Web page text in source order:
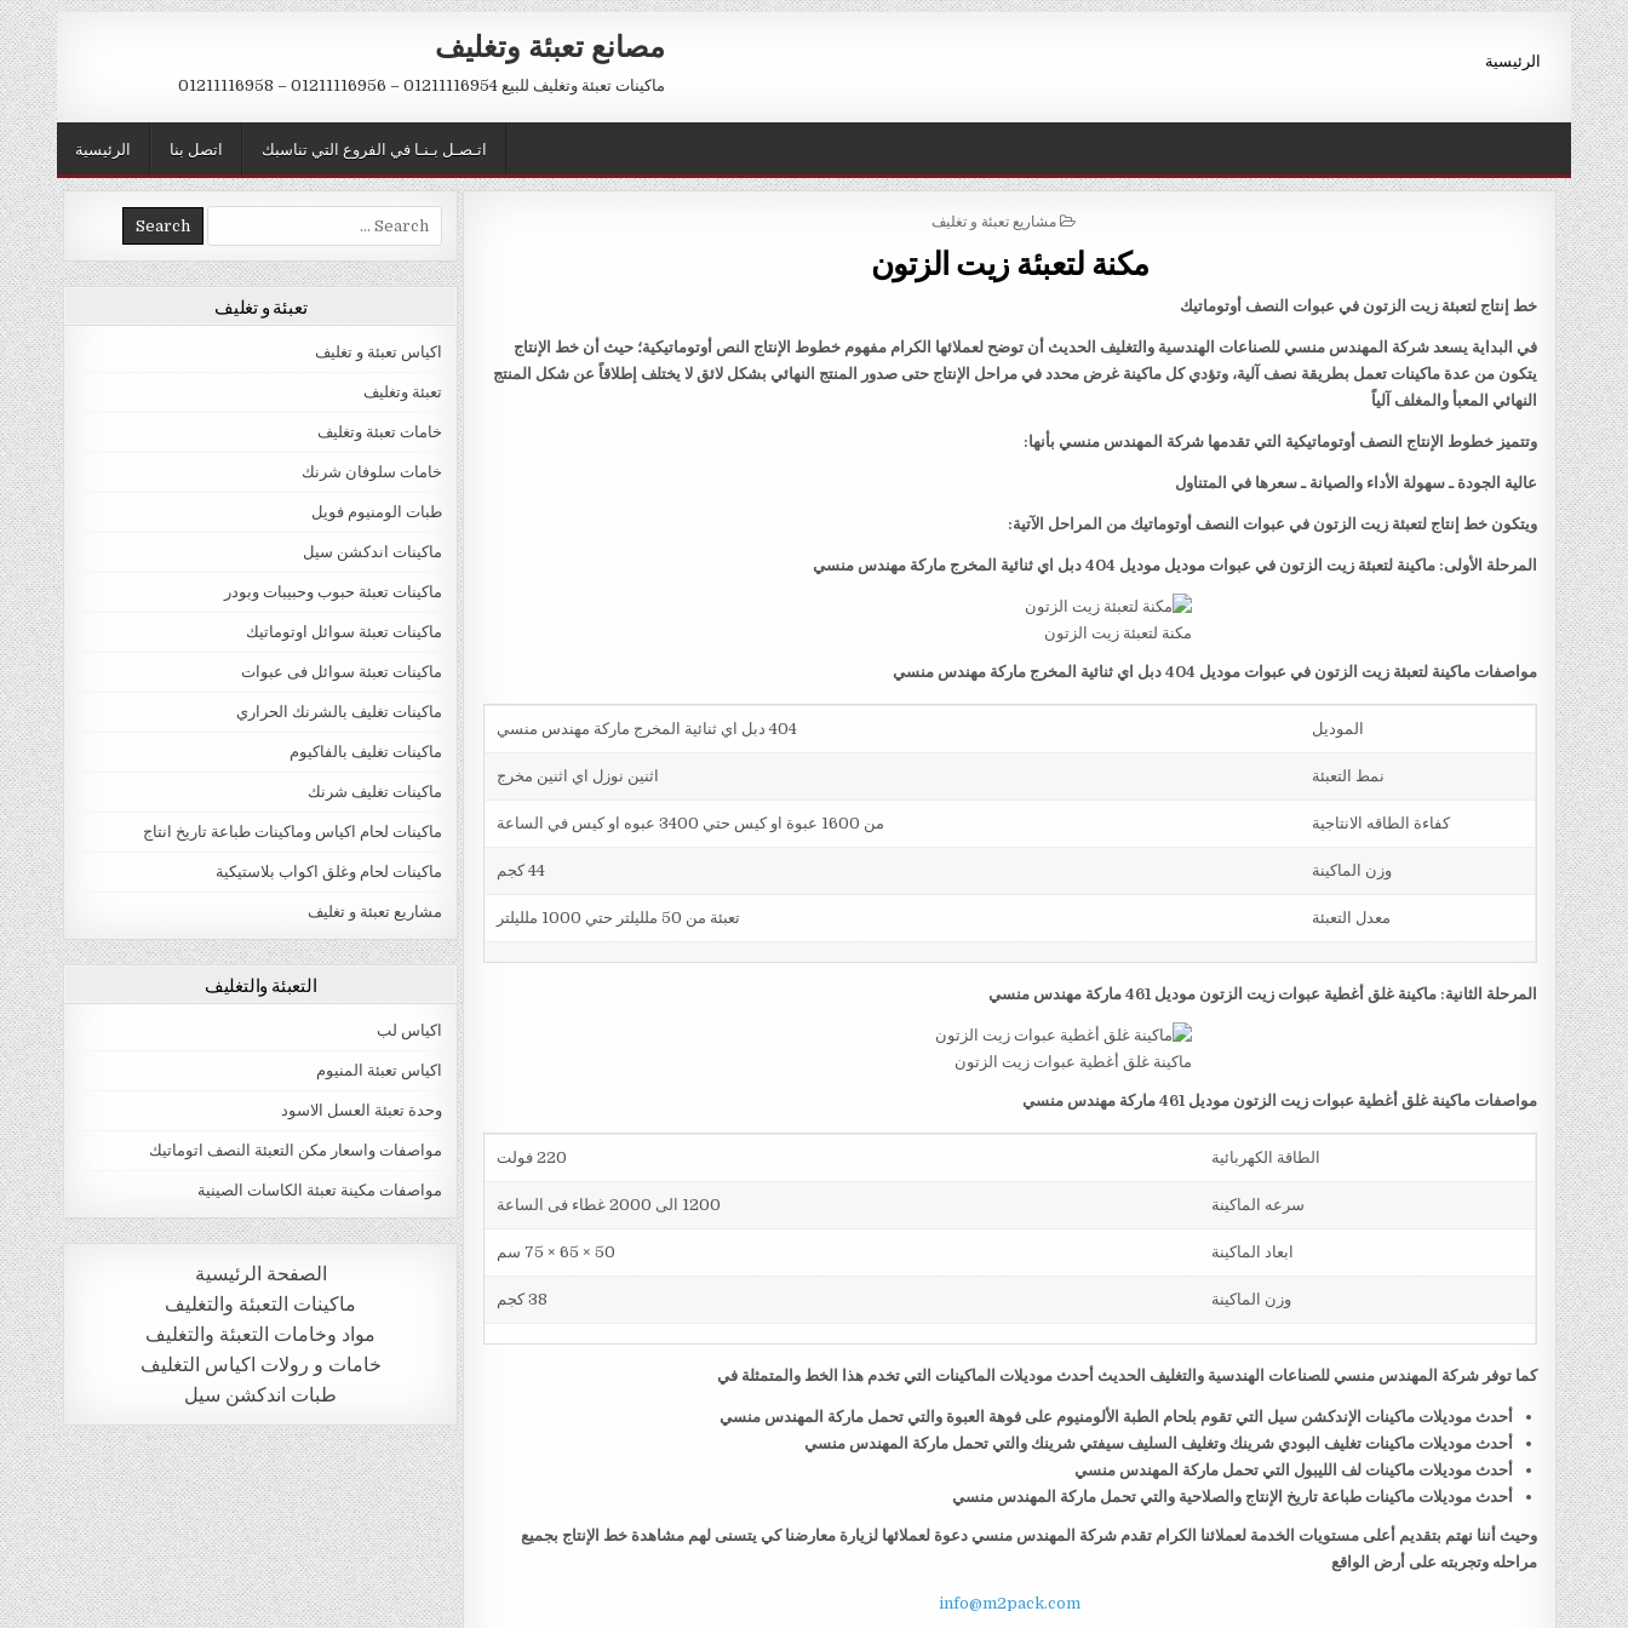
Skip
to
content
مصانع تعبئة وتغليف
ماكينات تعبئة وتغليف للبيع 01211116954 – 01211116956 – 01211116958
الرئيسية
الرئيسية اتصل بنا اتـصـل بـنـا في الفروع التي تناسبك
POSTED
مشاريع تعبئة و تغليف
مكنة لتعبئة زيت الزتون
خط إنتاج لتعبئة زيت الزتون في عبوات النصف أوتوماتيك
في البداية يسعد شركة المهندس منسي للصناعات الهندسية والتغليف الحديث أن توضح لعملائها الكرام مفهوم خطوط الإنتاج النص أوتوماتيكية؛ حيث أن خط الإنتاج
يتكون من عدة ماكينات تعمل بطريقة نصف آلية، وتؤدي كل ماكينة غرض محدد في مراحل الإنتاج حتى صدور المنتج النهائي بشكل لائق لا يختلف إطلاقاً عن شكل المنتج
النهائي المعبأ والمغلف آلياً
وتتميز خطوط الإنتاج النصف أوتوماتيكية التي تقدمها شركة المهندس منسي بأنها:
عالية الجودة ـ سهولة الأداء والصيانة ـ سعرها في المتناول
ويتكون خط إنتاج لتعبئة زيت الزتون في عبوات النصف أوتوماتيك من المراحل الآتية:
المرحلة الأولى: ماكينة لتعبئة زيت الزتون في عبوات موديل موديل 404 دبل اي ثنائية المخرج ماركة مهندس منسي
مكنة لتعبئة زيت الزتون
مواصفات ماكينة لتعبئة زيت الزتون في عبوات موديل 404 دبل اي ثنائية المخرج ماركة مهندس منسي
الموديل 404 دبل اي ثنائية المخرج ماركة مهندس منسي
نمط التعبئة اثنين نوزل اي اثنين مخرج
كفاءة الطاقه الانتاجية من 1600 عبوة او كيس حتي 3400 عبوه او كيس في الساعة
وزن الماكينة 44 كجم
معدل التعبئة تعبئة من 50 ملليلتر حتي 1000 ملليلتر
المرحلة الثانية: ماكينة غلق أغطية عبوات زيت الزتون موديل 461 ماركة مهندس منسي
ماكينة غلق أغطية عبوات زيت الزتون
مواصفات ماكينة غلق أغطية عبوات زيت الزتون موديل 461 ماركة مهندس منسي
الطاقة الكهربائية 220 فولت
سرعه الماكينة 1200 الى 2000 غطاء فى الساعة
ابعاد الماكينة 50 × 65 × 75 سم
وزن الماكينة 38 كجم
كما توفر شركة المهندس منسي للصناعات الهندسية والتغليف الحديث أحدث موديلات الماكينات التي تخدم هذا الخط والمتمثلة في
أحدث موديلات ماكينات الإندكشن سيل التي تقوم بلحام الطبة الألومنيوم على فوهة العبوة والتي تحمل ماركة المهندس منسي
أحدث موديلات ماكينات تغليف البودي شرينك وتغليف السليف سيفتي شرينك والتي تحمل ماركة المهندس منسي
أحدث موديلات ماكينات لف الليبول التي تحمل ماركة المهندس منسي
أحدث موديلات ماكينات طباعة تاريخ الإنتاج والصلاحية والتي تحمل ماركة المهندس منسي
وحيث أننا نهتم بتقديم أعلى مستويات الخدمة لعملائنا الكرام تقدم شركة المهندس منسي دعوة لعملائها لزيارة معارضنا كي يتسنى لهم مشاهدة خط الإنتاج بجميع
مراحله وتجربته على أرض الواقع
info@m2pack.com
Search
for:
تعبئة و تغليف
اكياس تعبئة و تغليف
تعبئة وتغليف
خامات تعبئة وتغليف
خامات سلوفان شرنك
طبات الومنيوم فويل
ماكينات اندكشن سيل
ماكينات تعبئة حبوب وحبيبات وبودر
ماكينات تعبئة سوائل اوتوماتيك
ماكينات تعبئة سوائل فى عبوات
ماكينات تغليف بالشرنك الحراري
ماكينات تغليف بالفاكيوم
ماكينات تغليف شرنك
ماكينات لحام اكياس وماكينات طباعة تاريخ انتاج
ماكينات لحام وغلق اكواب بلاستيكية
مشاريع تعبئة و تغليف
التعبئة والتغليف
اكياس لب
اكياس تعبئة المنيوم
وحدة تعبئة العسل الاسود
مواصفات واسعار مكن التعبئة النصف اتوماتيك
مواصفات مكينة تعبئة الكاسات الصينية
الصفحة الرئيسية
ماكينات التعبئة والتغليف
مواد وخامات التعبئة والتغليف
خامات و رولات اكياس التغليف
طبات اندكشن سيل